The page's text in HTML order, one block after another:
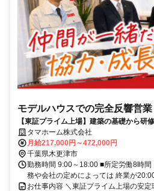
モデルハウスでの完全反響営業
【東証プライム上場】建築の基礎から研修
タマホーム株式会社
月給217,000円～472,000円
千葉県木更津市
勤務時間 9:00～18:00 ■所定労働8時
務や会社の定めによっては 終業が
お仕事内容 ＼東証プライム上場の安